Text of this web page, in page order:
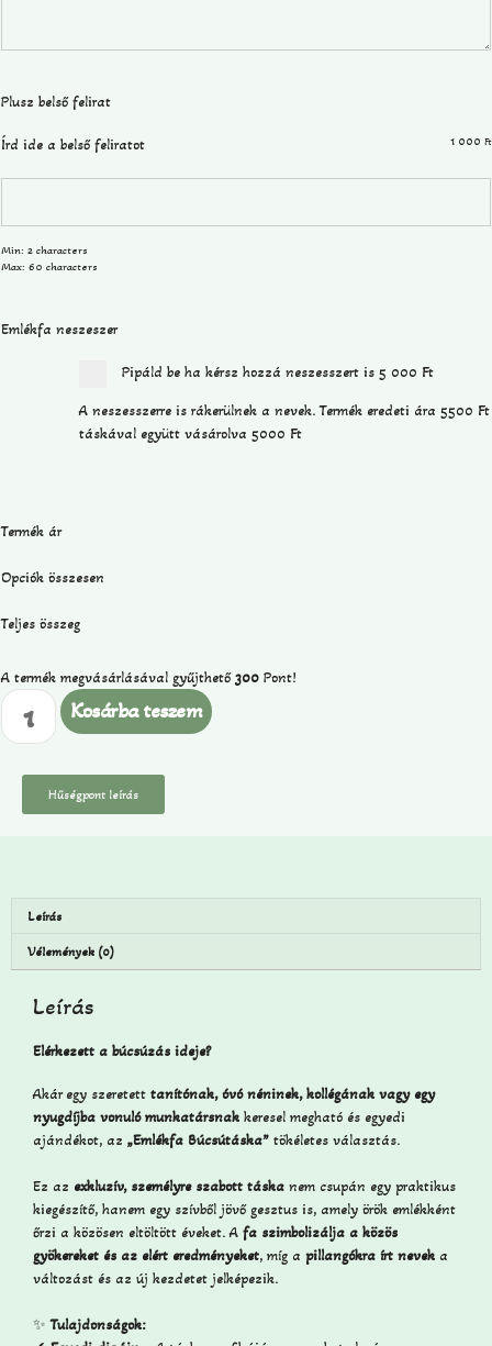
Plusz belső felirat
Írd ide a belső feliratot 1 000 Ft
Min: 2 characters
Max: 60 characters
Emlékfa neszeszer
Pipáld be ha kérsz hozzá neszesszert is5 000 Ft
A neszesszerre is rákerülnek a nevek. Termék eredeti ára 5500 Ft
táskával együtt vásárolva 5000 Ft
Termék ár
Opciók összesen
Teljes összeg
A termék megvásárlásával gyűjthető300 Pont!
Kosárba teszem
Hűségpont leírás
Leírás
Vélemények (0)
Leírás
Elérkezett a búcsúzás ideje?
Akár egy szeretett tanítónak, óvó néninek, kollégának vagy egy
nyugdíjba vonuló munkatársnak keresel megható és egyedi
ajándékot, az „Emlékfa Búcsútáska” tökéletes választás.
Ez az exkluzív, személyre szabott táska nem csupán egy praktikus
kiegészítő, hanem egy szívből jövő gesztus is, amely örök emlékként
őrzi a közösen eltöltött éveket. A fa szimbolizálja a közös
gyökereket és az elért eredményeket, míg a pillangókra írt nevek a
változást és az új kezdetet jelképezik.
✨Tulajdonságok: